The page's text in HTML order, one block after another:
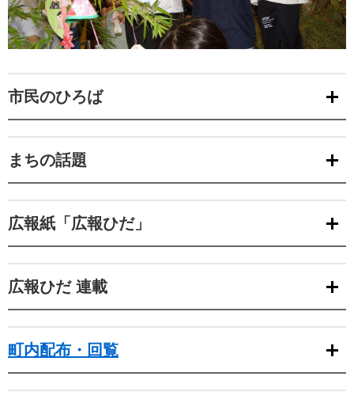
市民のひろば
まちの話題
広報紙「広報ひだ」
広報ひだ 連載
町内配布・回覧